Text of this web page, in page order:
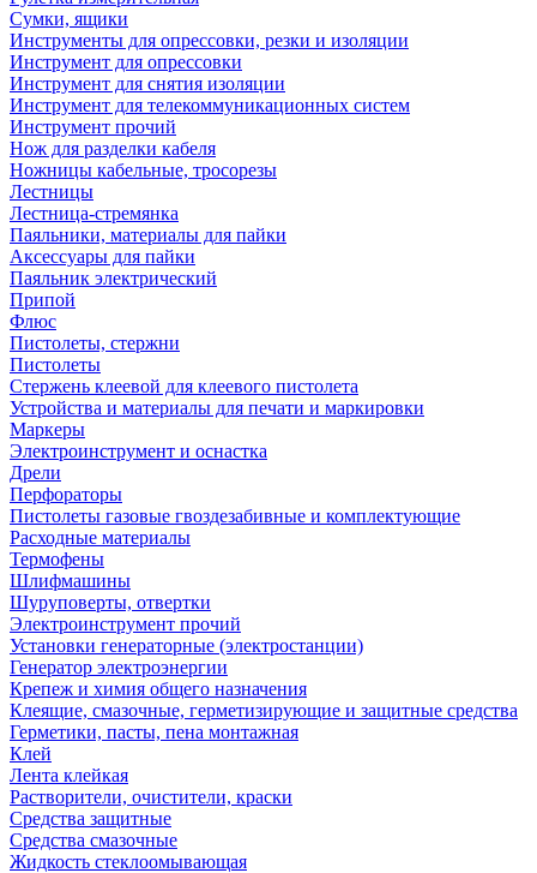
Сумки, ящики
Инструменты для опрессовки, резки и изоляции
Инструмент для опрессовки
Инструмент для снятия изоляции
Инструмент для телекоммуникационных систем
Инструмент прочий
Нож для разделки кабеля
Ножницы кабельные, тросорезы
Лестницы
Лестница-стремянка
Паяльники, материалы для пайки
Аксессуары для пайки
Паяльник электрический
Припой
Флюс
Пистолеты, стержни
Пистолеты
Стержень клеевой для клеевого пистолета
Устройства и материалы для печати и маркировки
Маркеры
Электроинструмент и оснастка
Дрели
Перфораторы
Пистолеты газовые гвоздезабивные и комплектующие
Расходные материалы
Термофены
Шлифмашины
Шуруповерты, отвертки
Электроинструмент прочий
Установки генераторные (электростанции)
Генератор электроэнергии
Крепеж и химия общего назначения
Клеящие, смазочные, герметизирующие и защитные средства
Герметики, пасты, пена монтажная
Клей
Лента клейкая
Растворители, очистители, краски
Средства защитные
Средства смазочные
Жидкость стеклоомывающая